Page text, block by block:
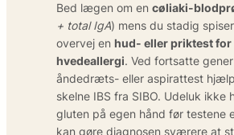
Bed lægen om en cøliaki-
+ total IgA) mens du stadig
overvej en hud- eller priktest for
hvedeallergi. Ved fortsatte
åndedræts- eller aspirattest
skelne IBS fra SIBO. Udeluk ikke
gluten på egen hånd før testene
kan gøre diagnosen sværere at